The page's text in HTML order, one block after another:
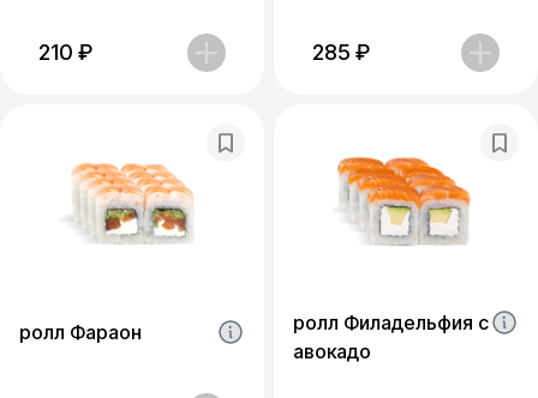
210 ₽ 285 ₽
ролл Фараон
ролл Филадельфия c
авокадо